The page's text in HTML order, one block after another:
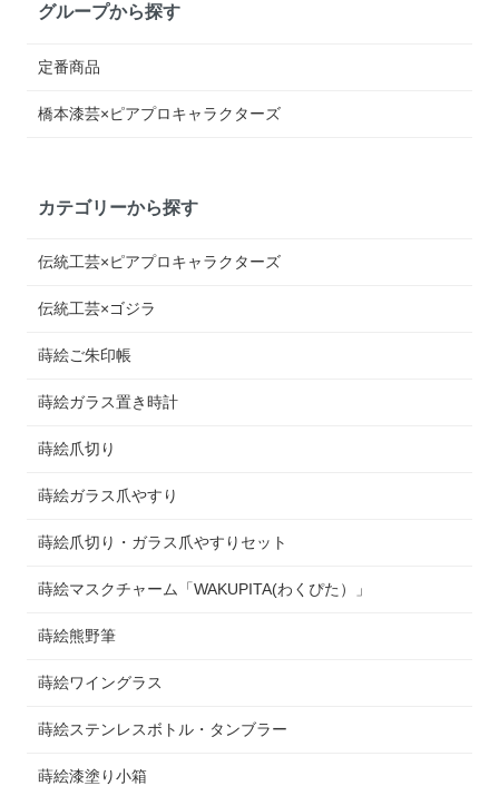
グループから探す
定番商品
橋本漆芸×ピアプロキャラクターズ
カテゴリーから探す
伝統工芸×ピアプロキャラクターズ
伝統工芸×ゴジラ
蒔絵ご朱印帳
蒔絵ガラス置き時計
蒔絵爪切り
蒔絵ガラス爪やすり
蒔絵爪切り・ガラス爪やすりセット
蒔絵マスクチャーム「WAKUPITA(わくぴた）」
蒔絵熊野筆
蒔絵ワイングラス
蒔絵ステンレスボトル・タンブラー
蒔絵漆塗り小箱